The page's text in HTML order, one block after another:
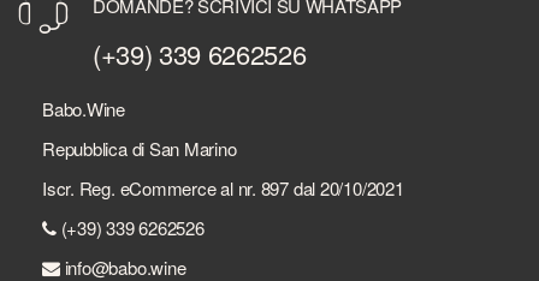
DOMANDE? SCRIVICI SU WHATSAPP
(+39) 339 6262526
Babo.Wine
Repubblica di San Marino
Iscr. Reg. eCommerce al nr. 897 dal 20/10/2021
(+39) 339 6262526
info@babo.wine